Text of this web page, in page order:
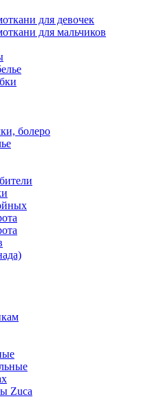
для девочек
для мальчиков
болеро
Zuca